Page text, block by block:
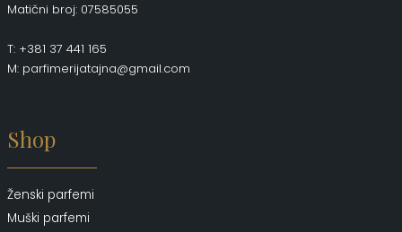
Matični broj: 07585055
T: +381 37 441 165
M: parfimerijatajna@gmail.com
Shop
Ženski parfemi
Muški parfemi